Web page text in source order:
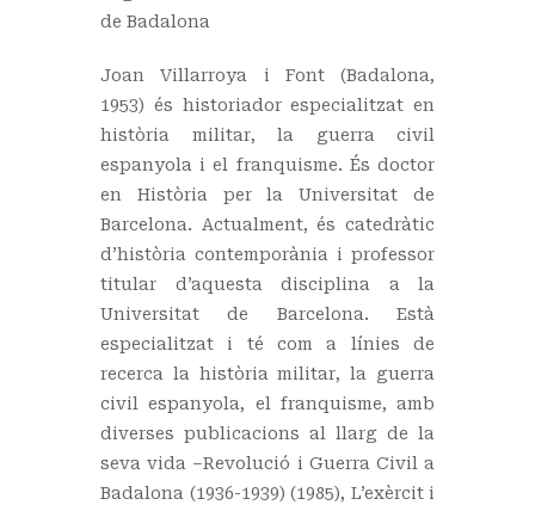
de Badalona
Joan Villarroya i Font (Badalona,
1953) és historiador especialitzat en
història militar, la guerra civil
espanyola i el franquisme. És doctor
en Història per la Universitat de
Barcelona. Actualment, és catedràtic
d’història contemporània i professor
titular d’aquesta disciplina a la
Universitat de Barcelona. Està
especialitzat i té com a línies de
recerca la història militar, la guerra
civil espanyola, el franquisme, amb
diverses publicacions al llarg de la
seva vida –Revolució i Guerra Civil a
Badalona (1936-1939) (1985), L’exèrcit i